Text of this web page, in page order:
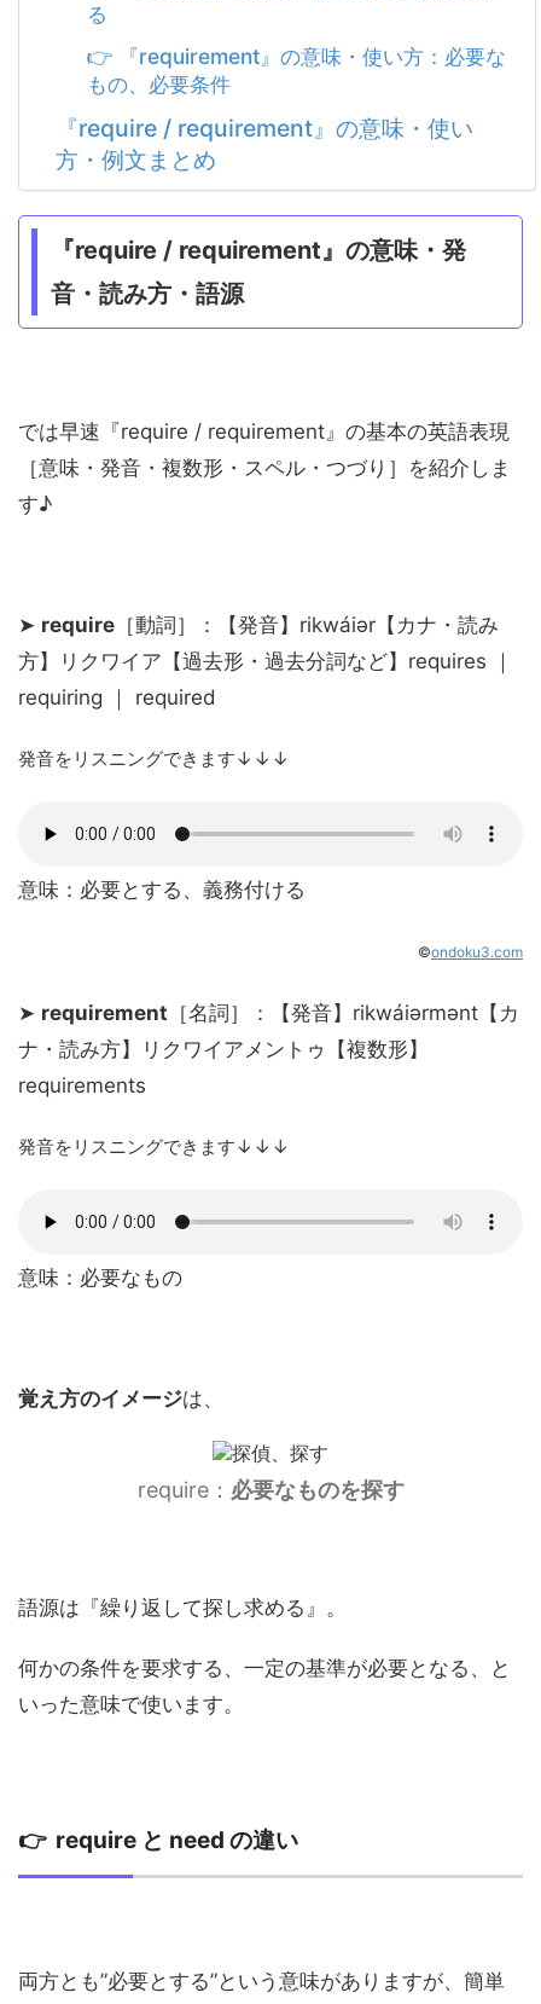
る
👉 『requirement』の意味・使い方：必要な
もの、必要条件
『require / requirement』の意味・使い
方・例文まとめ
『require / requirement』の意味・発
音・読み方・語源
では早速『require / requirement』の基本の英語表現
［意味・発音・複数形・スペル・つづり］を紹介しま
す♪
➤ require ［動詞］：【発音】rikwáiər【カナ・読み
方】リクワイア【過去形・過去分詞など】requires ｜
requiring ｜ required
発音をリスニングできます↓↓↓
意味：必要とする、義務付ける
©ondoku3.com
➤ requirement ［名詞］：【発音】rikwáiərmənt【カ
ナ・読み方】リクワイアメントゥ【複数形】
requirements
発音をリスニングできます↓↓↓
意味：必要なもの
覚え方のイメージは、
require： 必要なものを探す
語源は『繰り返して探し求める』。
何かの条件を要求する、一定の基準が必要となる、と
いった意味で使います。
👉 require と need の違い
両方とも”必要とする”という意味がありますが、簡単